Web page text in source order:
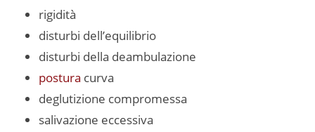
rigidità
disturbi dell’equilibrio
disturbi della deambulazione
postura curva
deglutizione compromessa
salivazione eccessiva